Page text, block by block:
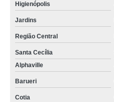
Higienópolis
Jardins
Região Central
Santa Cecília
Alphaville
Barueri
Cotia